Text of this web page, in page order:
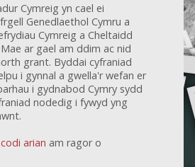
Cymreig yn cael ei
Genedlaethol Cymru a
Cymreig a Cheltaidd
ar gael am ddim ac nid
grant. Byddai cyfraniad
i gynnal a gwella'r wefan er
i gydnabod Cymry sydd
nodedig i fywyd yng
arian am ragor o